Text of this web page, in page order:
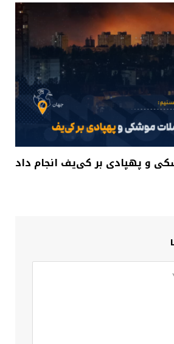
و پهپادی بر کی‌یف انجام داد